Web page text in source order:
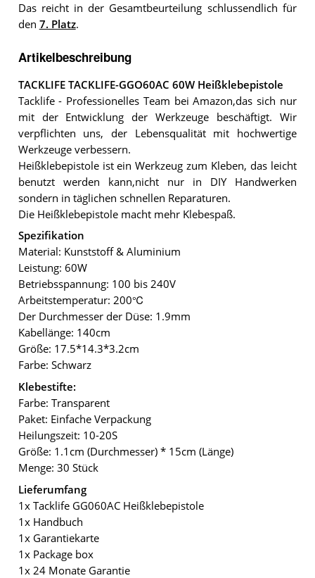
Das reicht in der Gesamtbeurteilung schlussendlich für
den 7. Platz.
Artikelbeschreibung
TACKLIFE TACKLIFE-GGO60AC 60W Heißklebepistole
Tacklife - Professionelles Team bei Amazon,das sich nur
mit der Entwicklung der Werkzeuge beschäftigt. Wir
verpflichten uns, der Lebensqualität mit hochwertige
Werkzeuge verbessern.
Heißklebepistole ist ein Werkzeug zum Kleben, das leicht
benutzt werden kann,nicht nur in DIY Handwerken
sondern in täglichen schnellen Reparaturen.
Die Heißklebepistole macht mehr Klebespaß.
Spezifikation
Material: Kunststoff & Aluminium
Leistung: 60W
Betriebsspannung: 100 bis 240V
Arbeitstemperatur: 200℃
Der Durchmesser der Düse: 1.9mm
Kabellänge: 140cm
Größe: 17.5*14.3*3.2cm
Farbe: Schwarz
Klebestifte:
Farbe: Transparent
Paket: Einfache Verpackung
Heilungszeit: 10-20S
Größe: 1.1cm (Durchmesser) * 15cm (Länge)
Menge: 30 Stück
Lieferumfang
1x Tacklife GG060AC Heißklebepistole
1x Handbuch
1x Garantiekarte
1x Package box
1x 24 Monate Garantie